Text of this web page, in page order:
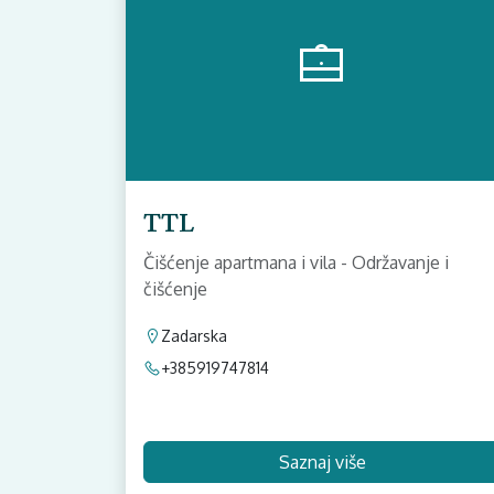
TTL
Čišćenje apartmana i vila - Održavanje i
čišćenje
Zadarska
+385919747814
Saznaj više